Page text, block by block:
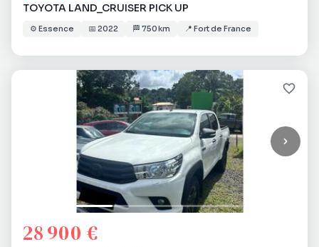
TOYOTA LAND_CRUISER PICK UP
⚙️ Essence 📅 2022 🏁 750 km 📍 Fort de France
28 900 €